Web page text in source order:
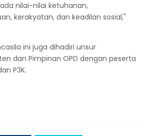
nilai-nilai ketuhanan,
kerakyatan, dan keadilan sosial,"
ini juga dihadiri unsur
dan Pimpinan OPD dengan peserta
P3K.